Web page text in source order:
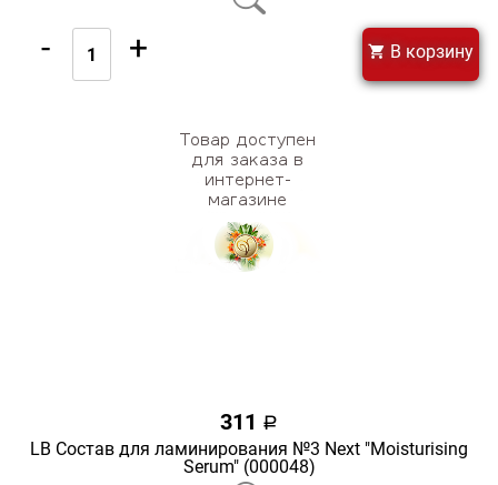
- + В корзину
311 a
LB Состав для ламинирования №3 Next "Moisturising
Serum" (000048)